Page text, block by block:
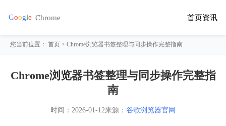
首页资讯
您当前位置：首页 > Chrome浏览器书签整理与同步操作完整指南
Chrome浏览器书签整理与同步操作完整指
南
时间： 2026-01-12来源： 谷歌浏览器官网